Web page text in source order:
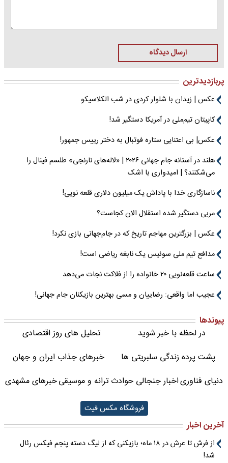
ارسال دیدگاه
پربازدیدترین
عکس | زیدان با شلوار کردی در شب الکلاسیکو
کاپیتان تیم‌ملی در آمریکا دستگیر شد!
عکس| بی اعتنایی ستاره فوتبال به دختر رییس جمهور!
هلند در آستانه جام جهانی ۲۰۲۶ | «لاله‌های نارنجی» طلسم فینال را
می‌شکنند؟ | امیدواری با اشک
ناسازگاری خدا با پاداش یک میلیون دلاری قلعه نویی!
مربی دستگیر شده استقلال الان کجاست؟
عکس | بزرگترین مهاجم تاریخ که در جام‌جهانی بازی نکرد!
مدافع تیم ملی سوئیس یک نابغه ریاضی است!
ساعت قلعه‌نویی ۲۰ خانواده را از فلاکت نجات می‌دهد
عجیب اما واقعی: رضاییان و مسی بهترین بازیکنان جام جهانی!
پیوندها
در لحظه با خبر شوید
تحلیل های روز اقتصادی
پشت پرده زندگی سلبریتی ها
خبرهای جذاب ایران و جهان
دنیای فناوریاخبار جنجالی حوادثترانه و موسیقیخبرهای مشهدی
فروشگاه مکس فیت
آخرین اخبار
از فرش تا عرش در ۱۸ ماه؛ بازیکنی که از لیگ دسته پنجم فیکس رئال
شد!